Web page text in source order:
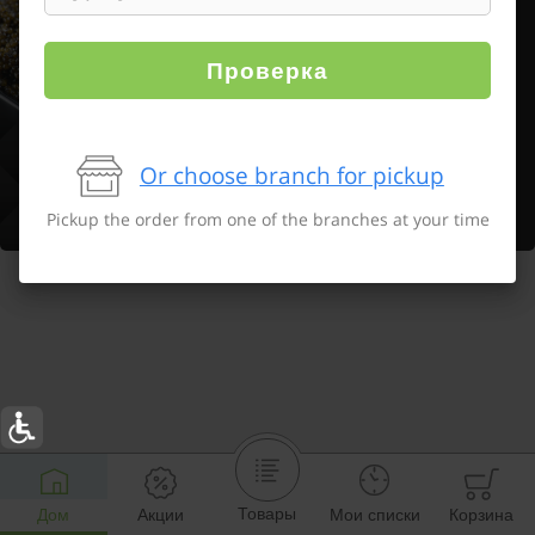
Дом Акции Товары Мои списки Корзина
Проверка
Or choose branch for pickup
Pickup the order from one of the branches at your time